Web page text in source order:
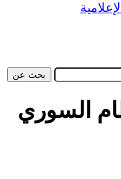
بحث عن
السوري